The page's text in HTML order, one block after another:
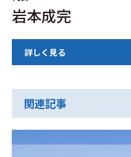
岩本成完
詳しく見る
関連記事